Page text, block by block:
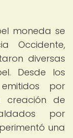
moneda se
Occidente,
diversas
Desde los
por
creación de
por
una